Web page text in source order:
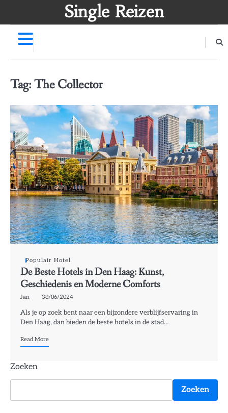
Single Reizen
Tag:The Collector
Populair Hotel
De Beste Hotels in Den Haag: Kunst,
Geschiedenis en Moderne Comforts
Jan 30/06/2024
Als je op zoek bent naar een bijzondere verblijfservaring in
Den Haag, dan bieden de beste hotels in de stad…
Read More
Zoeken
Zoeken